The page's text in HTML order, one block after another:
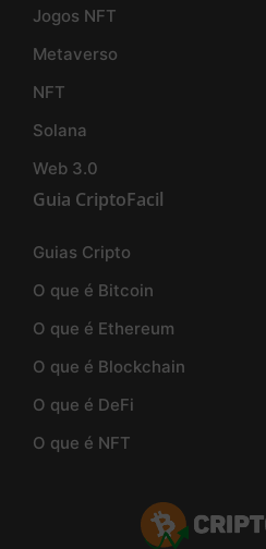
Jogos NFT
Metaverso
NFT
Solana
Web 3.0
Guia CriptoFacil
Guias Cripto
O que é Bitcoin
O que é Ethereum
O que é Blockchain
O que é DeFi
O que é NFT